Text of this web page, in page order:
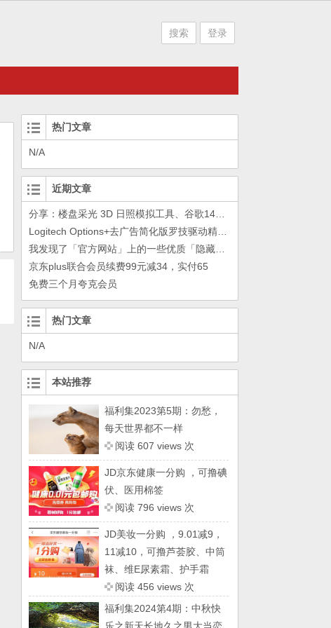
搜索 登录
热门文章
N/A
近期文章
京东plus联合会员续费99元减34，实付65
免费三个月夸克会员
热门文章
N/A
本站推荐
福利集2023第5期：勿愁，
每天世界都不一样
阅读 607 views 次
JD京东健康一分购 ，可撸碘
伏、医用棉签
阅读 796 views 次
JD美妆一分购 ，9.01减9，
11减10，可撸芦荟胶、中筒
袜、维E尿素霜、护手霜
阅读 456 views 次
福利集2024第4期：中秋快